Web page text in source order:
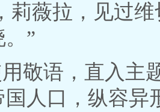
莉薇拉，见过
”
敬语，直入主
人口，纵容异